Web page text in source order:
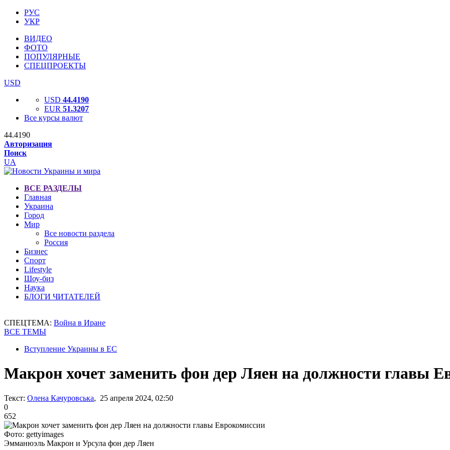
РУС
УКР
ВИДЕО
ФОТО
ПОПУЛЯРНЫЕ
СПЕЦПРОЕКТЫ
USD
USD 44.4190
EUR 51.3207
Все курсы валют
44.4190
Авторизация
Поиск
UA
ВСЕ РАЗДЕЛЫ
Главная
Украина
Город
Мир
Все новости раздела
Россия
Бизнес
Спорт
Lifestyle
Шоу-биз
Наука
БЛОГИ ЧИТАТЕЛЕЙ
СПЕЦТЕМА: Война в Иране
ВСЕ ТЕМЫ
Вступление Украины в ЕС
Макрон хочет заменить фон дер Ляен на должности главы
Текст: Олена Качуровська, 25 апреля 2024, 02:50
0
652
Фото: gettyimages
Эмманюэль Макрон и Урсула фон дер Ляен